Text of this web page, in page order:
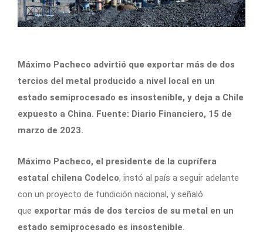
Máximo Pacheco advirtió que exportar más de dos
tercios del metal producido a nivel local en un
estado semiprocesado es insostenible, y deja a Chile
expuesto a China. Fuente: Diario Financiero, 15 de
marzo de 2023.
Máximo Pacheco, el presidente de la cuprífera
estatal chilena Codelco, instó al país a seguir adelante
con un proyecto de fundición nacional, y señaló
que exportar más de dos tercios de su metal en un
estado semiprocesado es insostenible.